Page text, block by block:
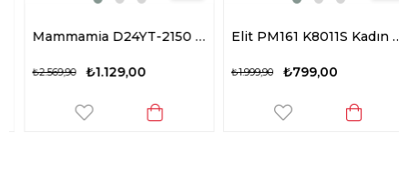
Mammamia D24YT-2150 Kadın Hakiki Deri Topuklu Terl Taba
₺1.129,00
₺2.569,90
Elit PM161 K8011S Kadın Topuklu Terlik Gümüş
₺799,00
₺1.999,90